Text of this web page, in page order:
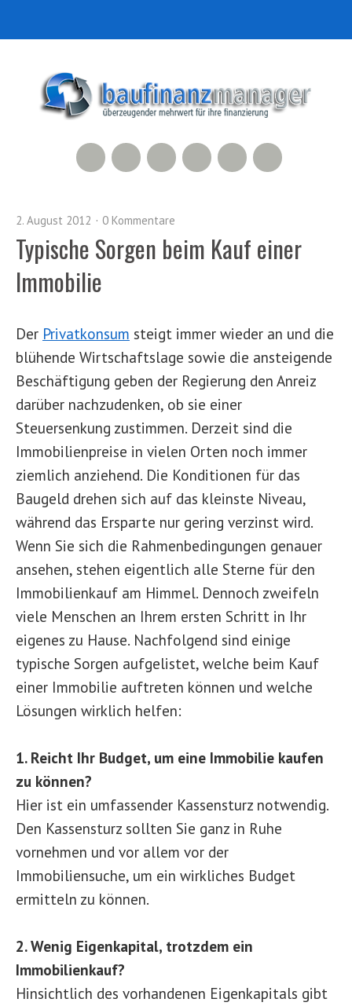
Facebook
500px
LinkedIn
Xing
RSS Feed
2. August 2012 0 Kommentare
Typische Sorgen beim Kauf einer
Immobilie
Der Privatkonsum steigt immer wieder an und die
blühende Wirtschaftslage sowie die ansteigende
Beschäftigung geben der Regierung den Anreiz
darüber nachzudenken, ob sie einer
Steuersenkung zustimmen. Derzeit sind die
Immobilienpreise in vielen Orten noch immer
ziemlich anziehend. Die Konditionen für das
Baugeld drehen sich auf das kleinste Niveau,
während das Ersparte nur gering verzinst wird.
Wenn Sie sich die Rahmenbedingungen genauer
ansehen, stehen eigentlich alle Sterne für den
Immobilienkauf am Himmel. Dennoch zweifeln
viele Menschen an Ihrem ersten Schritt in Ihr
eigenes zu Hause. Nachfolgend sind einige
typische Sorgen aufgelistet, welche beim Kauf
einer Immobilie auftreten können und welche
Lösungen wirklich helfen:
1. Reicht Ihr Budget, um eine Immobilie kaufen
zu können?
Hier ist ein umfassender Kassensturz notwendig.
Den Kassensturz sollten Sie ganz in Ruhe
vornehmen und vor allem vor der
Immobiliensuche, um ein wirkliches Budget
ermitteln zu können.
2. Wenig Eigenkapital, trotzdem ein
Immobilienkauf?
Hinsichtlich des vorhandenen Eigenkapitals gibt